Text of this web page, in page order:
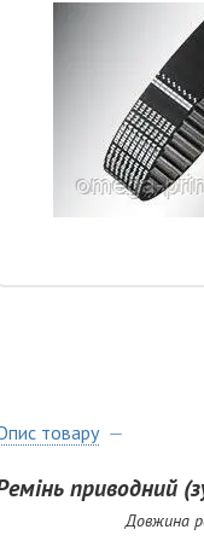
товару
приводний
Довжина